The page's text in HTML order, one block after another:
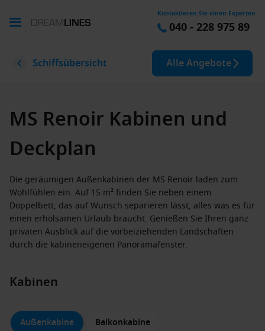
Kontaktieren Sie einen Experten
040 - 228 975 89
Schiffsübersicht Alle Angebote
MS Renoir Kabinen und
Deckplan
Die geräumigen Außenkabinen der MS Renoir laden zum
Wohlfühlen ein. Auf 15 m² finden Sie neben einem
Doppelbett, das auf Wunsch separieren lässt, alles was es für
einen erholsamen Urlaub braucht. Genießen Sie Ihren ganz
privaten Ausblick auf die vorbeiziehenden Landschaften
durch die kabineneigenen Panoramafenster.
Kabinen
Außenkabine Balkonkabine